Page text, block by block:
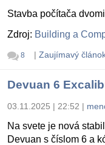
Stavba počítača
Zdroj: Building a
8 | Zaujímavý
Devuan 6
03.11.2025 | 22:52 |
Na svete je nová
Devuan s číslom 6 a